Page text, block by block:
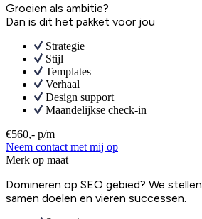
Groeien als ambitie?
Dan is dit het pakket voor jou
Strategie
Stijl
Templates
Verhaal
Design support
Maandelijkse check-in
€560,- p/m
Neem contact met mij op
Merk op maat
Domineren op SEO gebied? We stellen
samen doelen en vieren successen.